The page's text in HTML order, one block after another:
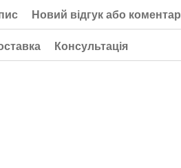
Новий відгук або коментар
Консультація